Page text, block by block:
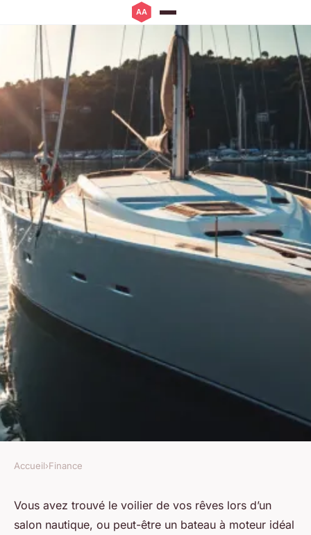
Financement de projet
Accueil›Finance
Vous avez trouvé le voilier de vos rêves lors d’un
salon nautique, ou peut-être un bateau à moteur idéal